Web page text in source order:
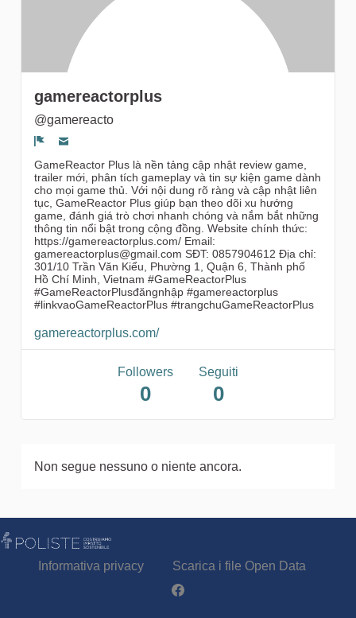
gamereactorplus
@gamereacto
Segnala un problema
GameReactor Plus là nền tảng cập nhật review game,
trailer mới, phân tích gameplay và tin sự kiện game dành
cho mọi game thủ. Với nội dung rõ ràng và cập nhật liên
tục, GameReactor Plus giúp bạn theo dõi xu hướng
game, đánh giá trò chơi nhanh chóng và nắm bắt những
thông tin nổi bật trong cộng đồng. Website chính thức:
https://gamereactorplus.com/ Email:
gamereactorplus@gmail.com SĐT: 0857904612 Địa chỉ:
301/10 Trần Văn Kiểu, Phường 1, Quận 6, Thành phố
Hồ Chí Minh, Vietnam #GameReactorPlus
#GameReactorPlusđăngnhập #gamereactorplus
#linkvaoGameReactorPlus #trangchuGameReactorPlus
gamereactorplus.com/
Followers
0
Seguiti
0
Non segue nessuno o niente ancora.
Informativa privacy
Scarica i file Open Data
Partecipa - Poliste su Facebook